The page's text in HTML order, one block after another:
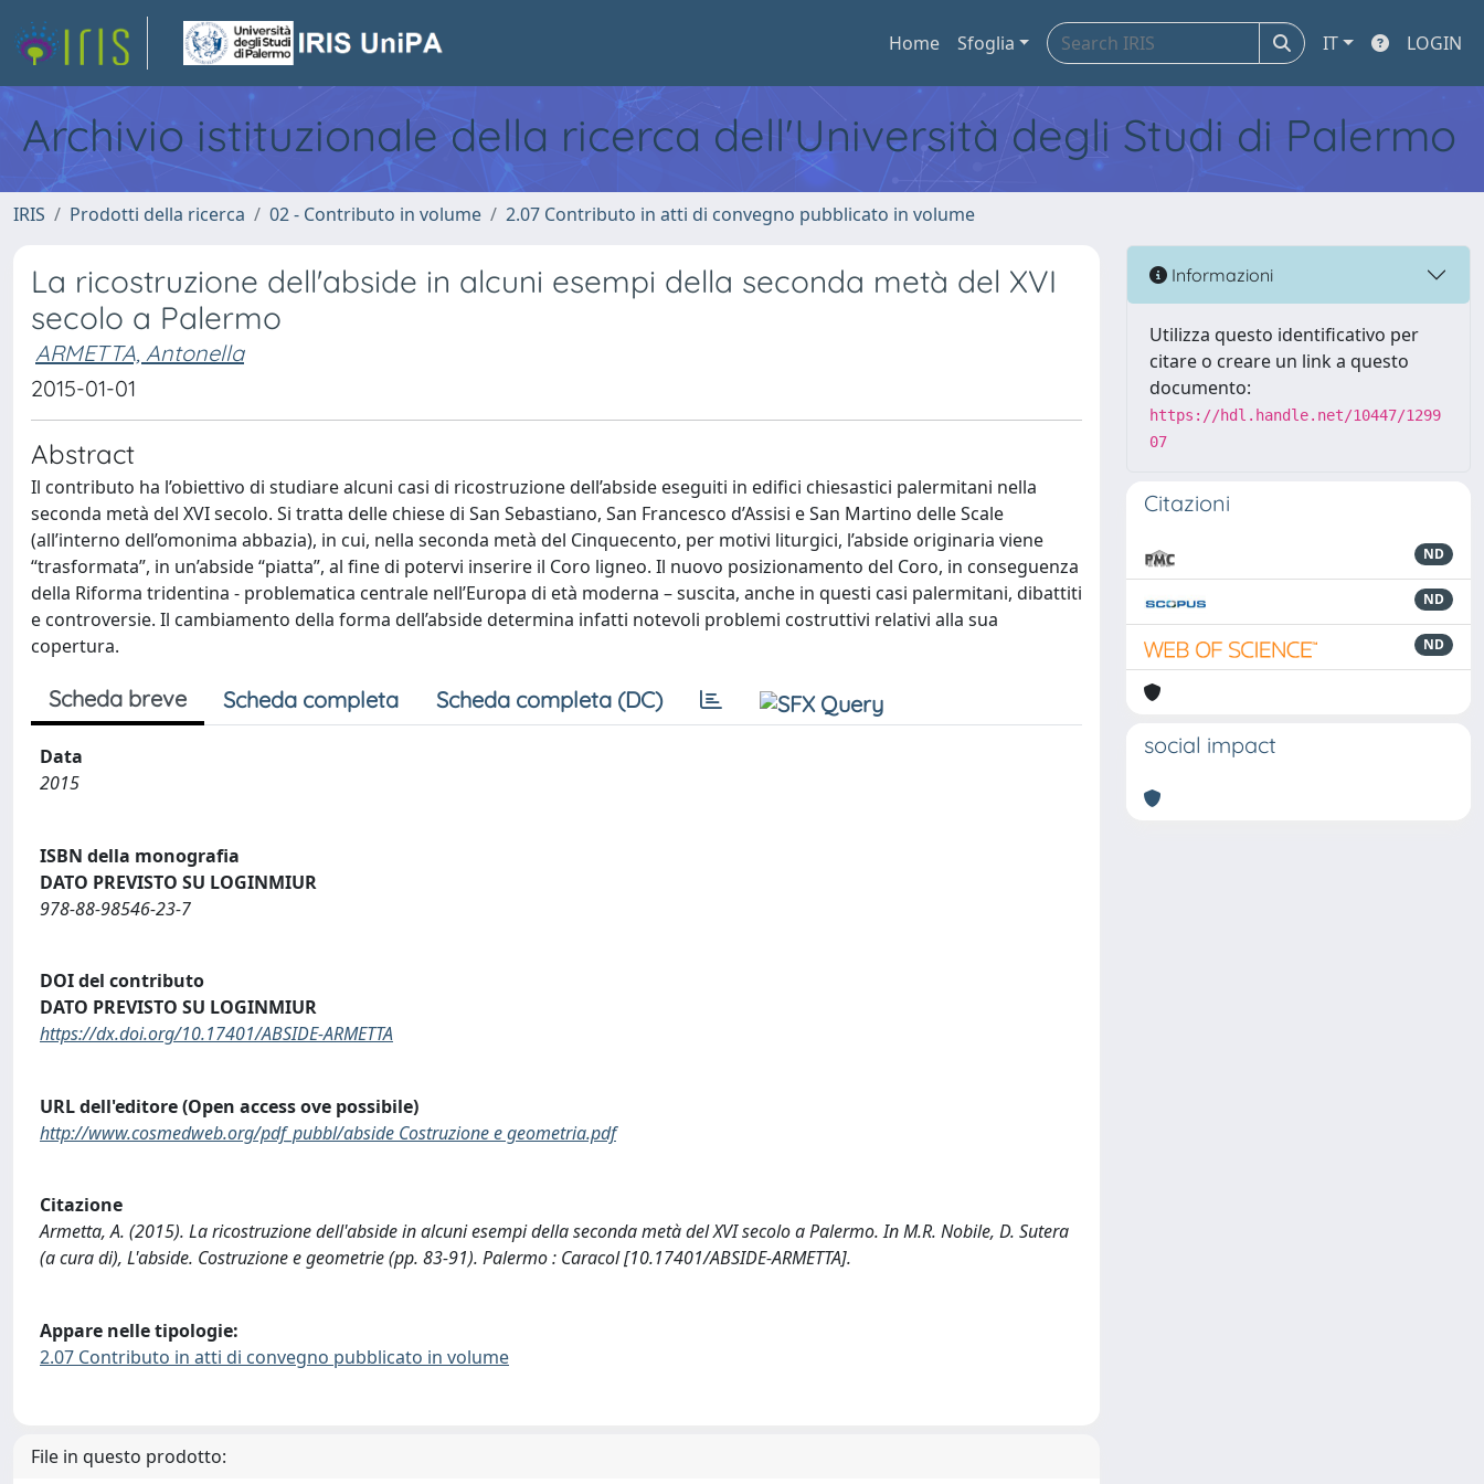
Home Sfoglia IT LOGIN
Archivio istituzionale della ricerca dell'Università degli Studi di Palermo
IRIS Prodotti della ricerca 02 - Contributo in volume 2.07 Contributo in atti di convegno pubblicato in volume
La ricostruzione dell'abside in alcuni esempi della seconda metà del XVI
secolo a Palermo
ARMETTA, Antonella
2015-01-01
Abstract
Il contributo ha l’obiettivo di studiare alcuni casi di ricostruzione dell’abside eseguiti in edifici chiesastici palermitani nella
seconda metà del XVI secolo. Si tratta delle chiese di San Sebastiano, San Francesco d’Assisi e San Martino delle Scale
(all’interno dell’omonima abbazia), in cui, nella seconda metà del Cinquecento, per motivi liturgici, l’abside originaria viene
“trasformata”, in un’abside “piatta”, al fine di potervi inserire il Coro ligneo. Il nuovo posizionamento del Coro, in conseguenza
della Riforma tridentina - problematica centrale nell’Europa di età moderna – suscita, anche in questi casi palermitani, dibattiti
e controversie. Il cambiamento della forma dell’abside determina infatti notevoli problemi costruttivi relativi alla sua
copertura.
Scheda breve Scheda completa Scheda completa (DC)
Data
2015
ISBN della monografia
DATO PREVISTO SU LOGINMIUR
978-88-98546-23-7
DOI del contributo
DATO PREVISTO SU LOGINMIUR
https://dx.doi.org/10.17401/ABSIDE-ARMETTA
URL dell'editore (Open access ove possibile)
http://www.cosmedweb.org/pdf_pubbl/abside Costruzione e geometria.pdf
Citazione
Armetta, A. (2015). La ricostruzione dell'abside in alcuni esempi della seconda metà del XVI secolo a Palermo. In M.R. Nobile, D. Sutera
(a cura di), L'abside. Costruzione e geometrie (pp. 83-91). Palermo : Caracol [10.17401/ABSIDE-ARMETTA].
Appare nelle tipologie:
2.07 Contributo in atti di convegno pubblicato in volume
File in questo prodotto:
Informazioni
Utilizza questo identificativo per
citare o creare un link a questo
documento:
https://hdl.handle.net/10447/1299
07
Citazioni
ND
ND
ND
social impact